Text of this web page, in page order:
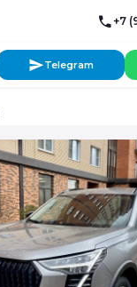
+7
Telegram